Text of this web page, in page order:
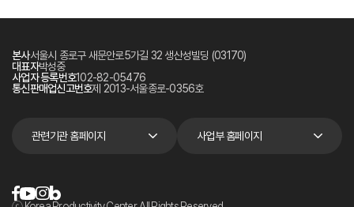
본사서울시 종로구 새문안로5가길 32 생산성빌딩 (03170)
대표자박성중
사업자 등록번호102-82-05476
통신판매업신고번호제 2013-서울종로-0356호
관련기관 홈페이지 사업부 홈페이지